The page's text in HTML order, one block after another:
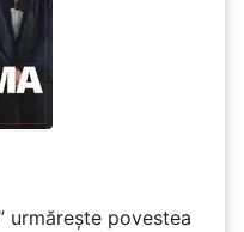
urmărește povestea